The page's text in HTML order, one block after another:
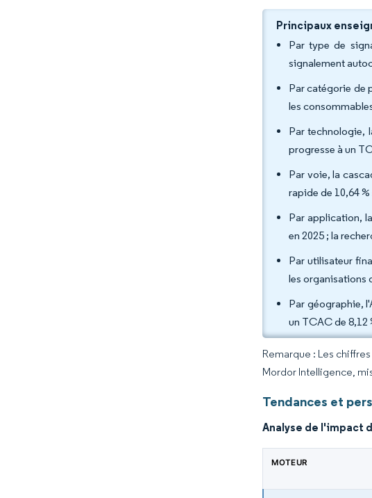
Principaux
Par type de
signalement
Par catégorie de
les
Par technologie,
progresse à un
Par voie, la
rapide de 10,64
Par application,
en 2025 ; la
Par utilisateur
les organisations
Par géographie,
un TCAC de 8,12
Remarque : Les
Mordor Intelligence,
Tendances et
Analyse de l'impact
MOTEUR